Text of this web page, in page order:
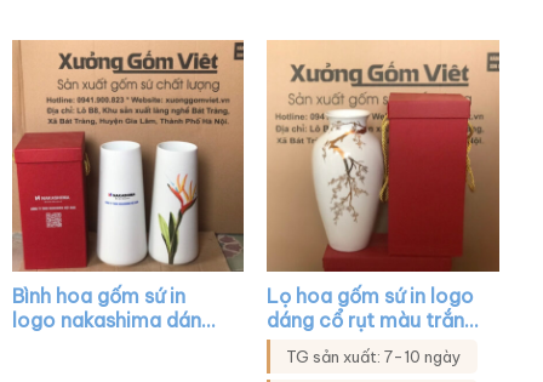
Bình hoa gốm sứ in
logo nakashima dáng
Lọ hoa gốm sứ in logo
dáng cổ rụt màu trắng
họa tiết mai vàng XG-
LH40
TG sản xuất: 7-10 ngày